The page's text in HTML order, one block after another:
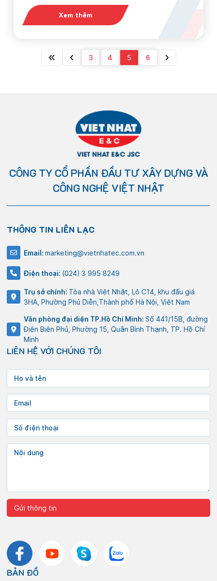
Xem thêm
3 4 5 6
CÔNG TY CỔ PHẦN ĐẦU TƯ XÂY DỰNG VÀ
CÔNG NGHỆ VIỆT NHẬT
THÔNG TIN LIÊN LẠC
Email: marketing@vietnhatec.com.vn
Điện thoại: (024) 3 995 8249
Trụ sở chính: Tòa nhà Việt Nhật, Lô C14, khu đấu giá
3HA, Phường Phú Diễn,Thành phố Hà Nội, Việt Nam
Văn phòng đại diện TP.Hồ Chí Minh: Số 441/15B, đường
Điện Biên Phủ, Phường 15, Quận Bình Thạnh, TP. Hồ Chí
Minh
LIÊN HỆ VỚI CHÚNG TÔI
BẢN ĐỒ